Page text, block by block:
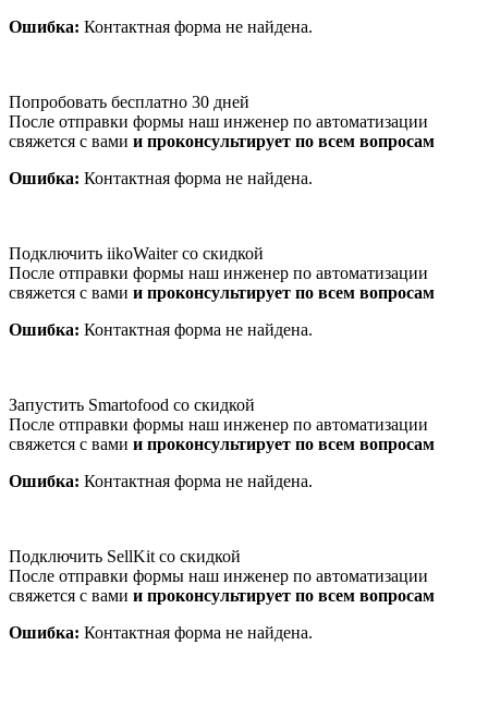
Ошибка: Контактная форма не найдена.
Попробовать бесплатно 30 дней
После отправки формы наш инженер по автоматизации
свяжется с вами и проконсультирует по всем вопросам
Ошибка: Контактная форма не найдена.
Подключить iikoWaiter со скидкой
После отправки формы наш инженер по автоматизации
свяжется с вами и проконсультирует по всем вопросам
Ошибка: Контактная форма не найдена.
Запустить Smartofood со скидкой
После отправки формы наш инженер по автоматизации
свяжется с вами и проконсультирует по всем вопросам
Ошибка: Контактная форма не найдена.
Подключить SellKit со скидкой
После отправки формы наш инженер по автоматизации
свяжется с вами и проконсультирует по всем вопросам
Ошибка: Контактная форма не найдена.